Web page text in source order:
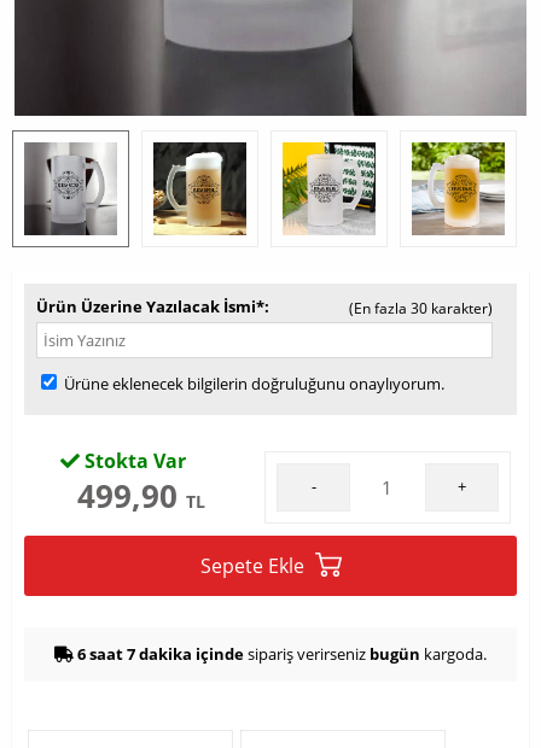
Ürün Üzerine Yazılacak İsmi* (En fazla 30 karakter)
Ürüne eklenecek bilgilerin doğruluğunu onaylıyorum.
Stokta Var
499,90 TL
- +
Sepete Ekle
6 saat 7 dakika içindesipariş verirseniz bugün kargoda.